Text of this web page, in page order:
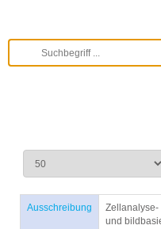
Ausschreibung
Zellanalyse-
und